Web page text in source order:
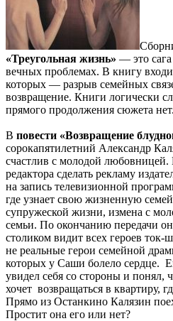
«Треугольная жизнь» — это
вечных проблемах. В книгу
которых — разрыв семейных
возвращение. Книги логически
прямого продолжения сюжета нет.
В повести «Возвращение
сорокапятилетний Александр
счастлив с молодой любовницей.
редактора сделать рекламу
на запись телевизионной
где узнает свою жизненную
супружеской жизни, измена с
семьи. По окончанию передачи
столиком видит всех героев ток-
не реальные герои семейной
которых у Саши болело сердце.
увидел себя со стороны и понял,
хочет возвращаться в квартиру,
Прямо из Останкино Калязин
Простит она его или нет?